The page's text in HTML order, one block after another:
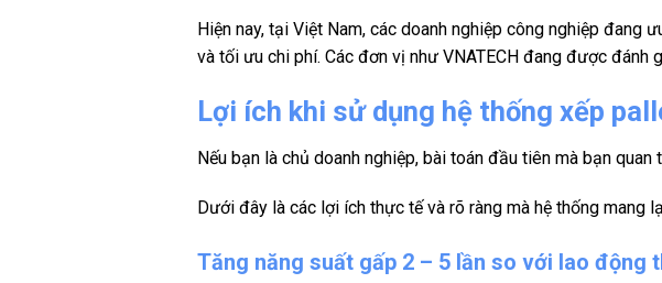
Hiện nay, tại Việt Nam, các doanh nghiệp công nghiệp
và tối ưu chi phí. Các đơn vị như VNATECH đang được đánh
Lợi ích khi sử dụng hệ thống xếp
Nếu bạn là chủ doanh nghiệp, bài toán đầu tiên mà bạn
Dưới đây là các lợi ích thực tế và rõ ràng mà hệ thống mang
Tăng năng suất gấp 2 – 5 lần so với lao động